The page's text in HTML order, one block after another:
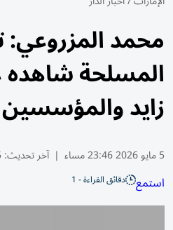
محمد المزروعي:
المسلحة
زايد والمؤسسين
5 مايو 2026 23:46 مساء | آخر تحديث:5
استمع دقائق القراءة - 1